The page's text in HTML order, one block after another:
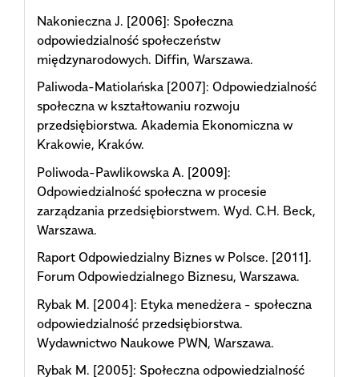
Nakonieczna J. [2006]: Społeczna
odpowiedzialność społeczeństw
międzynarodowych. Diffin, Warszawa.
Paliwoda-Matiolańska [2007]: Odpowiedzialność
społeczna w kształtowaniu rozwoju
przedsiębiorstwa. Akademia Ekonomiczna w
Krakowie, Kraków.
Poliwoda-Pawlikowska A. [2009]:
Odpowiedzialność społeczna w procesie
zarządzania przedsiębiorstwem. Wyd. C.H. Beck,
Warszawa.
Raport Odpowiedzialny Biznes w Polsce. [2011].
Forum Odpowiedzialnego Biznesu, Warszawa.
Rybak M. [2004]: Etyka menedżera - społeczna
odpowiedzialność przedsiębiorstwa.
Wydawnictwo Naukowe PWN, Warszawa.
Rybak M. [2005]: Społeczna odpowiedzialność